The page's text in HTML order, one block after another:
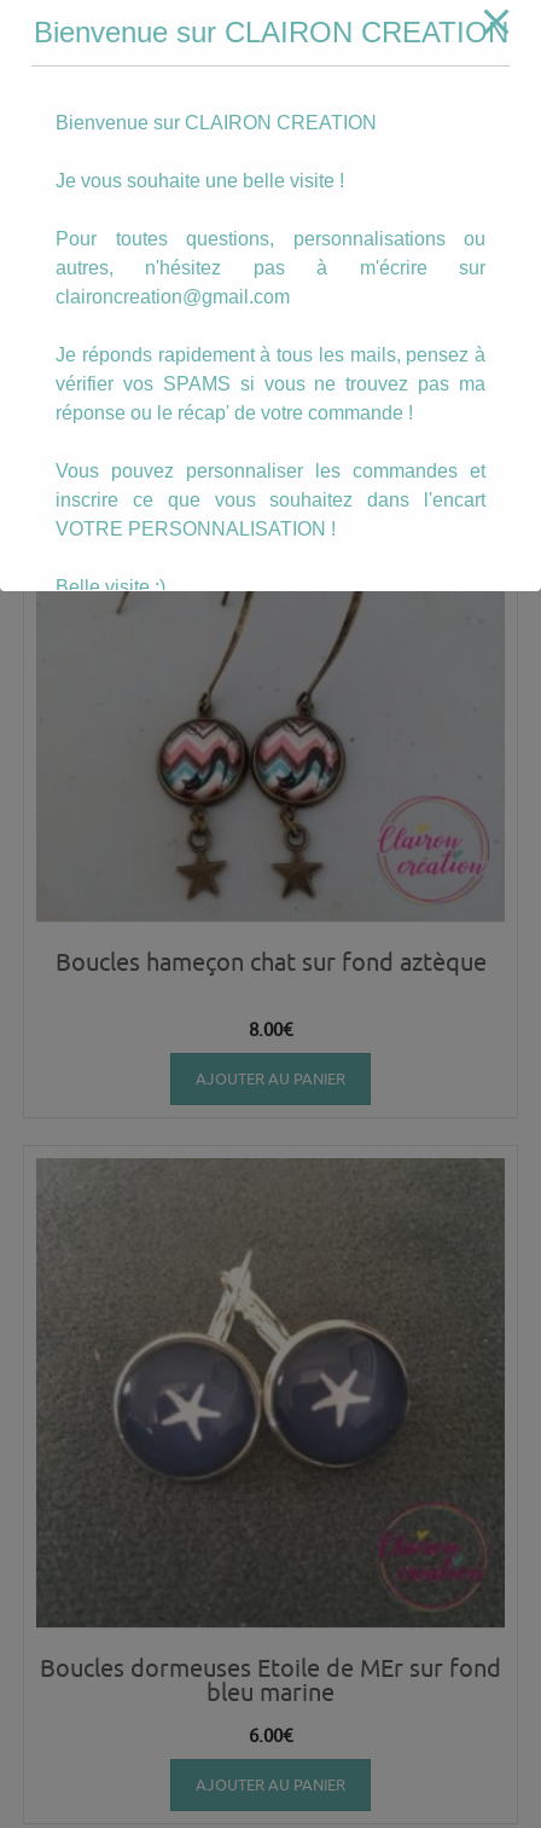
Boucles goutte paquerettes
AJOUTER AU PANIER
Boucles hameçon chat sur fond aztèque
8.00€
AJOUTER AU PANIER
Boucles dormeuses Etoile de MEr sur fond
bleu marine
6.00€
AJOUTER AU PANIER
Bienvenue sur CLAIRON CREATION
Bienvenue sur CLAIRON CREATION
Je vous souhaite une belle visite !
Pour toutes questions, personnalisations ou
autres, n'hésitez pas à m'écrire sur
claironcreation@gmail.com
Je réponds rapidement à tous les mails, pensez à
vérifier vos SPAMS si vous ne trouvez pas ma
réponse ou le récap' de votre commande !
Vous pouvez personnaliser les commandes et
inscrire ce que vous souhaitez dans l'encart
VOTRE PERSONNALISATION !
Belle visite :)